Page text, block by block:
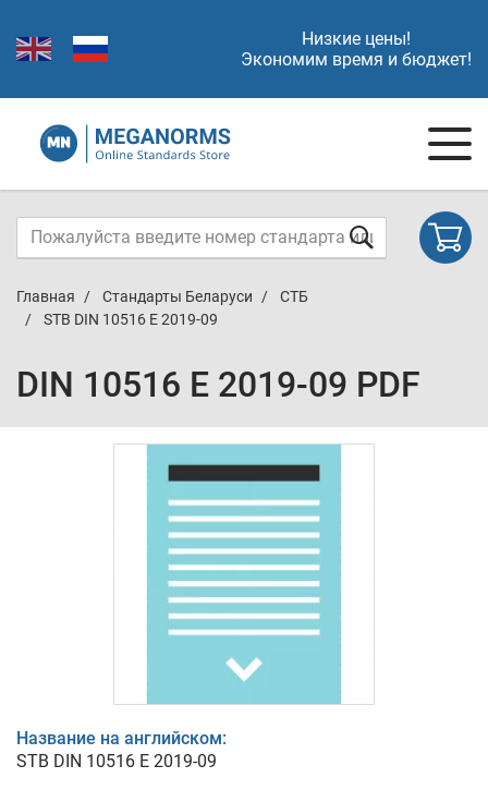
Низкие цены!
Экономим время и бюджет!
Главная Стандарты Беларуси
СТБ
STB DIN 10516 E 2019-09
DIN 10516 E 2019-09 PDF
Название на английском:
STB DIN 10516 E 2019-09